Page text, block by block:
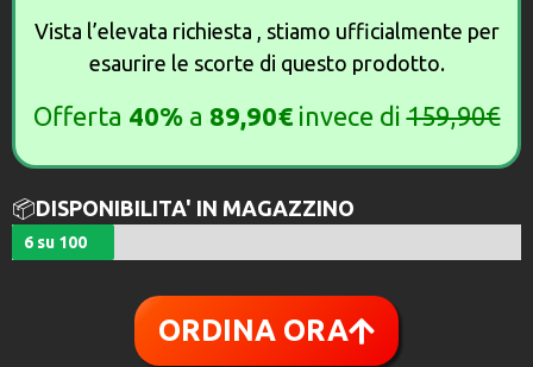
Vista l’elevata richiesta , stiamo ufficialmente per
esaurire le scorte di questo prodotto.
Offerta 40% a 89,90€ invece di159,90€
📦DISPONIBILITA' IN MAGAZZINO
6 su 100
ORDINA ORA